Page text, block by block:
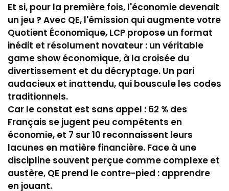
Et si, pour la première fois, l'économie devenait
un jeu ? Avec QE, l'émission qui augmente votre
Quotient Économique, LCP propose un format
inédit et résolument novateur : un véritable
game show économique, à la croisée du
divertissement et du décryptage. Un pari
audacieux et inattendu, qui bouscule les codes
traditionnels.
Car le constat est sans appel : 62 % des
Français se jugent peu compétents en
économie, et 7 sur 10 reconnaissent leurs
lacunes en matière financière. Face à une
discipline souvent perçue comme complexe et
austère, QE prend le contre-pied : apprendre
en jouant.